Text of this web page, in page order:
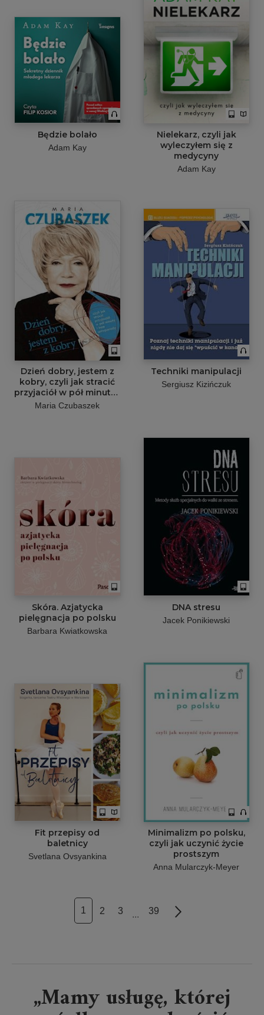
Będzie bolało
Adam Kay
Nielekarz, czyli jak
wyleczyłem się z
medycyny
Adam Kay
Dzień dobry, jestem z
kobry, czyli jak stracić
przyjaciół w pół minuty i
inne antyporady
Maria Czubaszek
Techniki manipulacji
Sergiusz Kizińczuk
Skóra. Azjatycka
pielęgnacja po polsku
Barbara Kwiatkowska
DNA stresu
Jacek Ponikiewski
Fit przepisy od
baletnicy
Svetlana Ovsyankina
Minimalizm po polsku,
czyli jak uczynić życie
prostszym
Anna Mularczyk-Meyer
1 2 3 ... 39 Next
„Mamy usługę, której